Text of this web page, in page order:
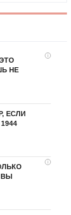
i
НЕ
ЕСЛИ
i
ВЫ